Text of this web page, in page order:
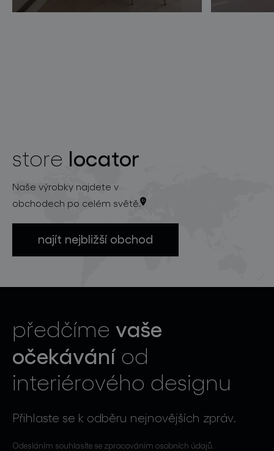
store locator
Naše výrobky najdete v
obchodech po celém světě.
najít nejbližší obchod
předčíme vaše
očekáváníod
interiérového designu
Přihlaste se k odběru nejnovějších zpráv.
Odesláním souhlasíte se zpracováním osobních údajů.